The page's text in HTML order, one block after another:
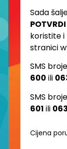
Sada
koristite
stranici
SMS
600 ili
SMS
601 ili
Cijena